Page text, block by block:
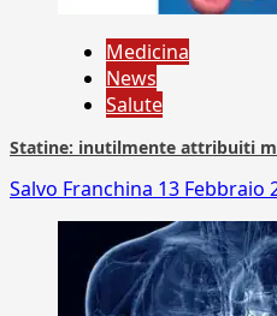
Medicina
News
Salute
Statine: inutilmente attribuiti
Salvo Franchina 13 Febbraio